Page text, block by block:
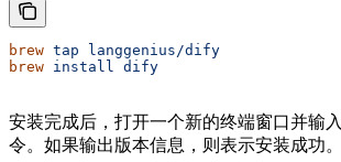
brew tap langgenius/dify
brew install dify
安装完成后，打开一个新的终端窗口并输入
令。如果输出版本信息，则表示安装成功。